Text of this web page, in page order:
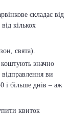
складає від
кількох
свята).
коштують значно
ви
і більше днів – аж
квиток